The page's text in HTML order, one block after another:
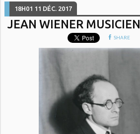
18H01 11 DÉC. 2017
JEAN WIENER MUSICIEN
SHARE